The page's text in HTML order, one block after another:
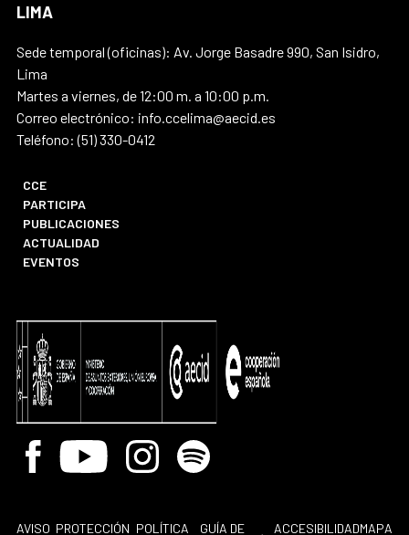
LIMA
Sede temporal (oficinas): Av. Jorge Basadre 990, San Isidro,
Lima
Martes a viernes, de 12:00 m. a 10:00 p.m.
Correo electrónico: info.ccelima@aecid.es
Teléfono: (51) 330-0412
CCE
PARTICIPA
PUBLICACIONES
ACTUALIDAD
EVENTOS
Facebook
Youtube InstagramSpotify
AVISO PROTECCIÓN POLÍTICA
GUÍA DE
ACCESIBILIDADMAPA